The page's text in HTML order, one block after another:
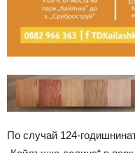
По случай 124-